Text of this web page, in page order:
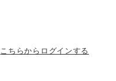
こちらからログインする